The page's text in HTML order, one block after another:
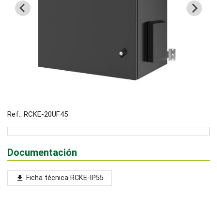
Ref.: RCKE-20UF45
Documentación
file_download Ficha técnica RCKE-IP55